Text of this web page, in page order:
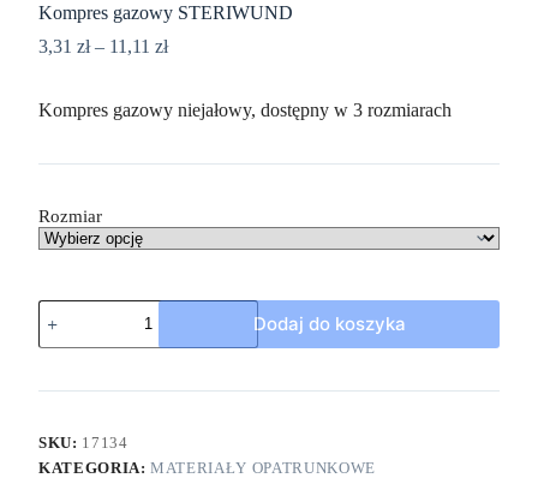
Kompres gazowy STERIWUND
3,31 zł – 11,11 zł
Kompres gazowy niejałowy, dostępny w 3 rozmiarach
Rozmiar
Dodaj do koszyka
SKU: 17134
KATEGORIA:MATERIAŁY OPATRUNKOWE